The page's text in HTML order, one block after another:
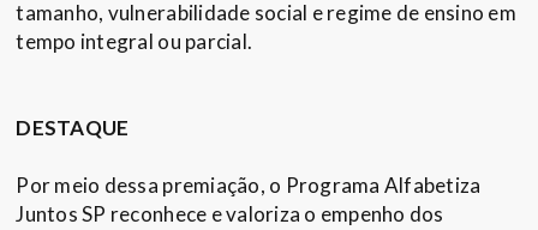
tamanho, vulnerabilidade social e regime de ensino em
tempo integral ou parcial.
DESTAQUE
Por meio dessa premiação, o Programa Alfabetiza
Juntos SP reconhece e valoriza o empenho dos